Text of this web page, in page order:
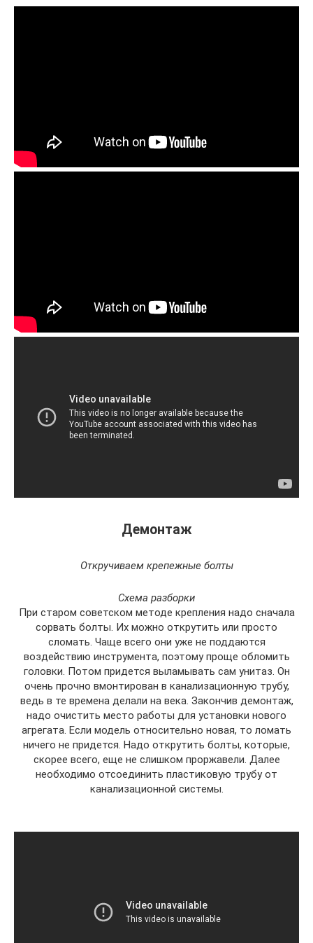
Демонтаж
Откручиваем крепежные болты
Схема разборки
При старом советском методе крепления надо сначала
сорвать болты. Их можно открутить или просто
сломать. Чаще всего они уже не поддаются
воздействию инструмента, поэтому проще обломить
головки. Потом придется выламывать сам унитаз. Он
очень прочно вмонтирован в канализационную трубу,
ведь в те времена делали на века. Закончив демонтаж,
надо очистить место работы для установки нового
агрегата. Если модель относительно новая, то ломать
ничего не придется. Надо открутить болты, которые,
скорее всего, еще не слишком проржавели. Далее
необходимо отсоединить пластиковую трубу от
канализационной системы.